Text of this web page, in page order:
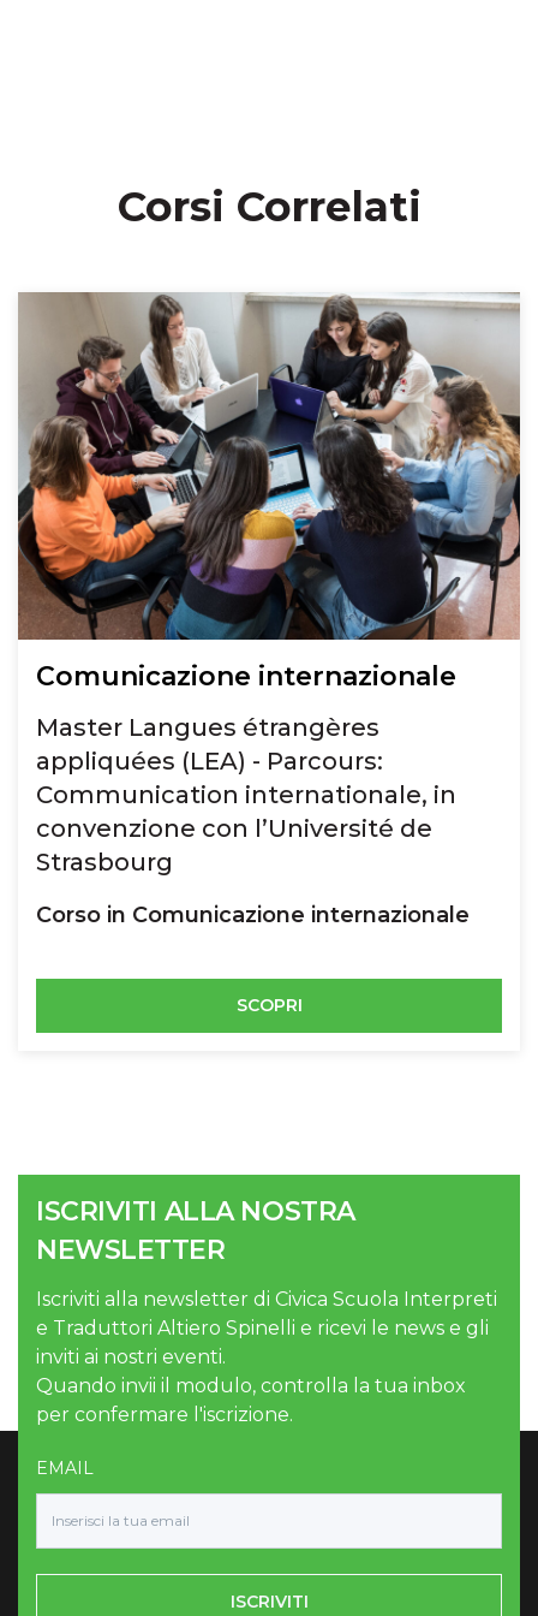
Corsi Correlati
Comunicazione internazionale
Master Langues étrangères
appliquées (LEA) - Parcours:
Communication internationale, in
convenzione con l’Université de
Strasbourg
Corso in Comunicazione internazionale
SCOPRI
ISCRIVITI ALLA NOSTRA
NEWSLETTER
Iscriviti alla newsletter di Civica Scuola Interpreti
e Traduttori Altiero Spinelli e ricevi le news e gli
inviti ai nostri eventi.
Quando invii il modulo, controlla la tua inbox
per confermare l'iscrizione.
EMAIL
ISCRIVITI